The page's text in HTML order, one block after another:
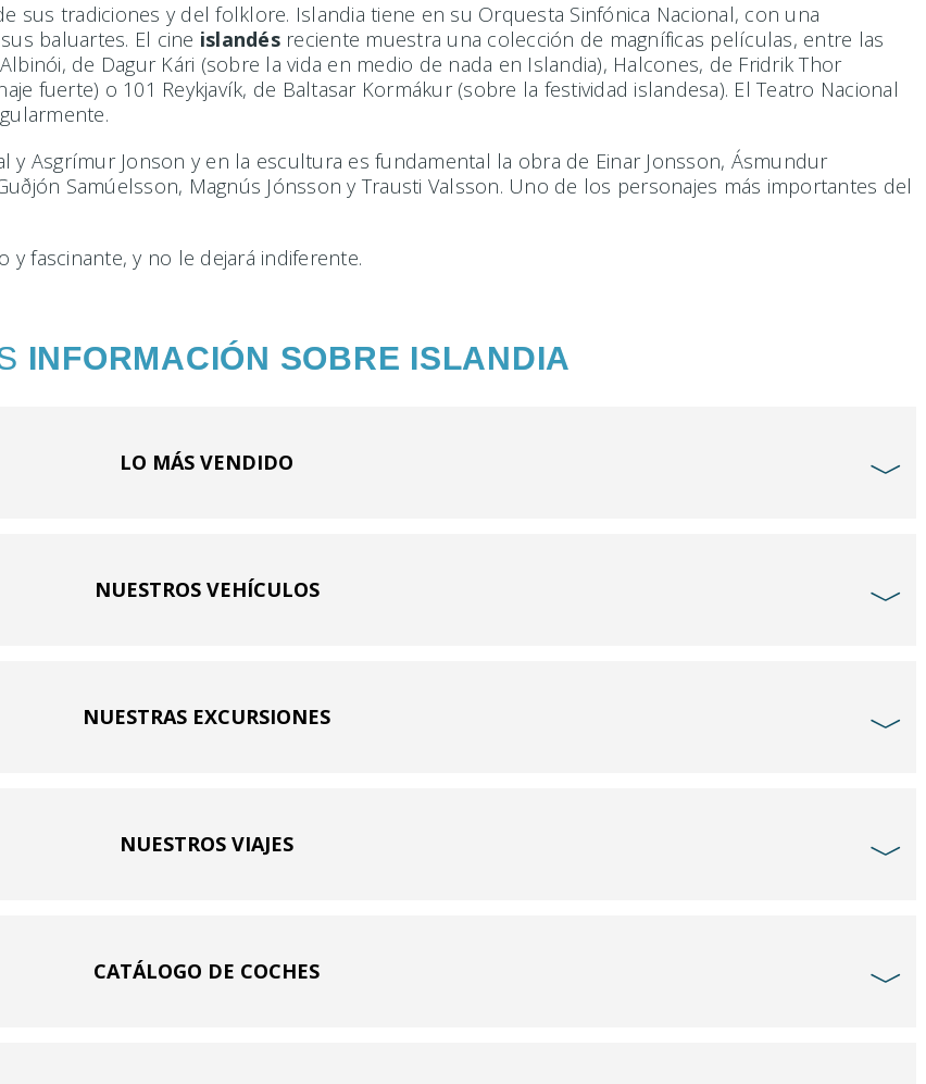
sus tradiciones y del folklore. Islandia tiene en su Orquesta Sinfónica Nacional, con una
baluartes. El cine islandésreciente muestra una colección de magníficas películas, entre las
de Dagur Kári (sobre la vida en medio de nada en Islandia), Halcones, de Fridrik Thor
fuerte) o 101 Reykjavík, de Baltasar Kormákur (sobre la festividad islandesa). El Teatro Nacional
y Asgrímur Jonson y en la escultura es fundamental la obra de Einar Jonsson, Ásmundur
Samúelsson, Magnús Jónsson y Trausti Valsson. Uno de los personajes más importantes del
fascinante, y no le dejará indiferente.
INFORMACIÓN SOBRE ISLANDIA
LO MÁS VENDIDO ﹀
NUESTROS VEHÍCULOS ﹀
NUESTRAS EXCURSIONES ﹀
NUESTROS VIAJES ﹀
CATÁLOGO DE COCHES ﹀